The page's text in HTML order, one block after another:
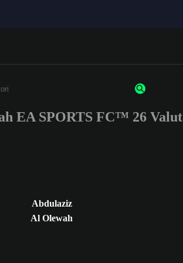
un minimo di 3 caratteri o numeri.
EA SPORTS FC™ 26
Abdulaziz
Al Olewah